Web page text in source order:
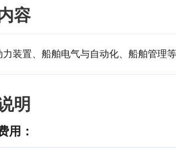
容
力装置、船舶电气与自动化、船舶管理
明
用：